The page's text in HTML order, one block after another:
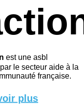
est une asbl
le secteur aide à la
française.
plus